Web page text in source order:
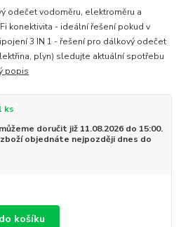
odečet vodoměru, elektroměru a
konektivita - ideální řešení pokud v
3 IN 1 - řešení pro dálkový odečet
plyn) sledujte aktuální spotřebu
popis
ks
doručit již 11.08.2026 do 15:00.
objednáte nejpozději dnes do
košíku